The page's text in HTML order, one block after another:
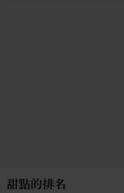
甜點的排名